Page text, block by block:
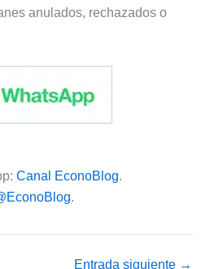
anulados, rechazados o
Canal EconoBlog.
.
Entrada siguiente →